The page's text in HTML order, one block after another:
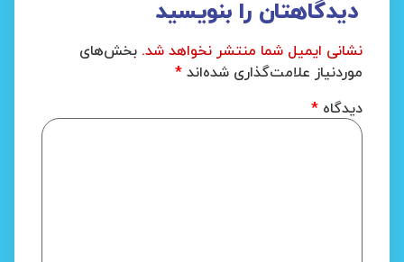
دیدگاهتان را بنویسید
نشانی ایمیل شما منتشر نخواهد شد. بخش‌های
موردنیاز علامت‌گذاری شده‌اند *
دیدگاه *